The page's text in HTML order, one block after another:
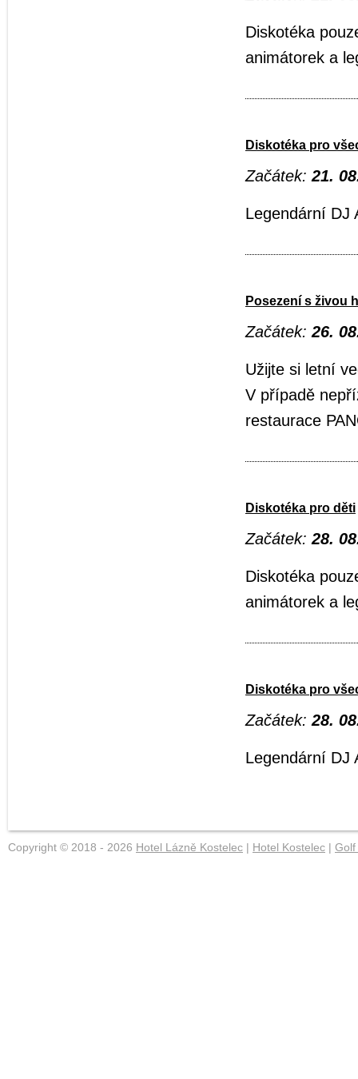
Diskotéka
animátorek a
Diskotéka pro
Začátek: 21.
Legendární DJ
Posezení s živou
Začátek: 26.
Užijte si letní
V případě
restaurace
Diskotéka pro děti
Začátek: 28.
Diskotéka
animátorek a
Diskotéka pro
Začátek: 28.
Legendární DJ
Copyright © 2018 - 2026 Hotel Lázně Kostelec | Hotel Kostelec | Golf